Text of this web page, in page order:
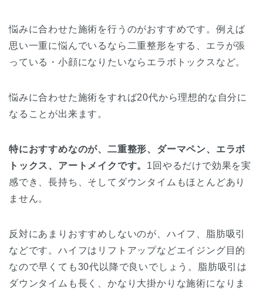
悩みに合わせた施術を行うのがおすすめです。例えば
思い一重に悩んでいるなら二重整形をする、エラが張
っている・小顔になりたいならエラボトックスなど。
悩みに合わせた施術をすれば20代から理想的な自分に
なることが出来ます。
特におすすめなのが、二重整形、ダーマペン、エラボ
トックス、アートメイクです。 1回やるだけで効果を実
感でき、長持ち、そしてダウンタイムもほとんどあり
ません。
反対にあまりおすすめしないのが、ハイフ、脂肪吸引
などです。ハイフはリフトアップなどエイジング目的
なので早くても30代以降で良いでしょう。脂肪吸引は
ダウンタイムも長く、かなり大掛かりな施術になりま